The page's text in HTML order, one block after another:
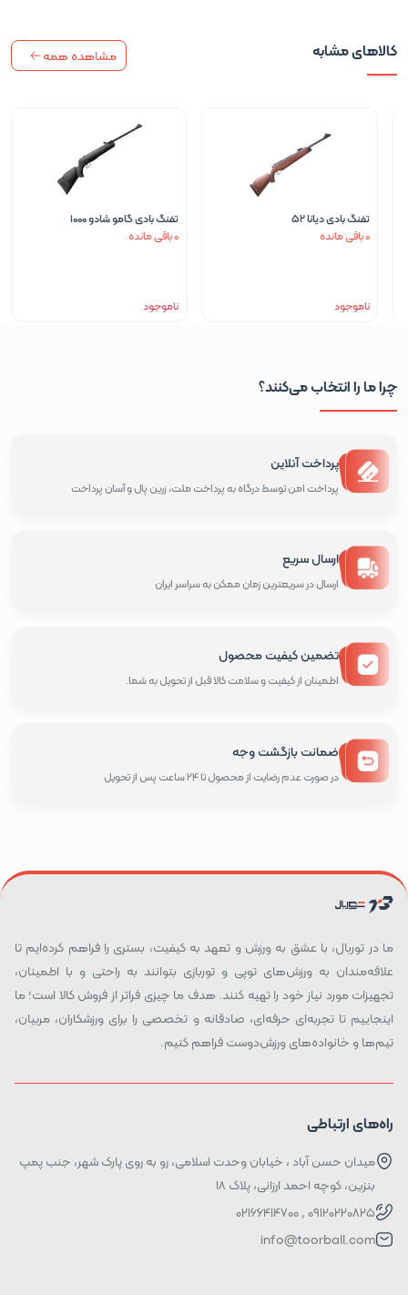
کالاهای مشابه مشاهده همه
تفنگ بادی دیانا 52
0 باقی مانده
ناموجود
تفنگ بادی گامو شادو 1000
0 باقی مانده
ناموجود
چرا ما را انتخاب می‌کنند؟
پرداخت آنلاین
پرداخت امن توسط درگاه به پرداخت ملت، زرین پال و آسان پرداخت
ارسال سریع
ارسال در سریعترین زمان ممکن به سراسر ایران
تضمین کیفیت محصول
اطمینان از کیفیت و سلامت کالا قبل از تحویل به شما.
ضمانت بازگشت وجه
در صورت عدم رضایت از محصول تا 24 ساعت پس از تحویل
ما در توربال، با عشق به ورزش و تعهد به کیفیت، بستری را فراهم کرده‌ایم تا
علاقه‌مندان به ورزش‌های توپی و توربازی بتوانند به راحتی و با اطمینان،
تجهیزات مورد نیاز خود را تهیه کنند. هدف ما چیزی فراتر از فروش کالا است؛ ما
اینجاییم تا تجربه‌ای حرفه‌ای، صادقانه و تخصصی را برای ورزشکاران، مربیان،
تیم‌ها و خانواده‌های ورزش‌دوست فراهم کنیم.
راه‌های ارتباطی
میدان حسن آباد ، خیابان وحدت اسلامی، رو به روی پارک شهر، جنب پمپ
بنزین، کوچه احمد ارزانی، پلاک ۱۸
09120220825 , 02166414700
info@toorball.com